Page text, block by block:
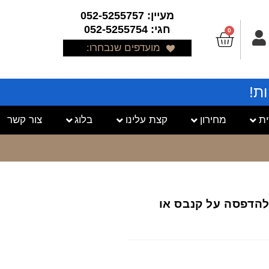
0
מעיין: 052-5255757
חגי: 052-5255754
מועדפים שנבחרו:
מחירון קצת עלינו בלוג צור קשר
להדפסה על קנבס או